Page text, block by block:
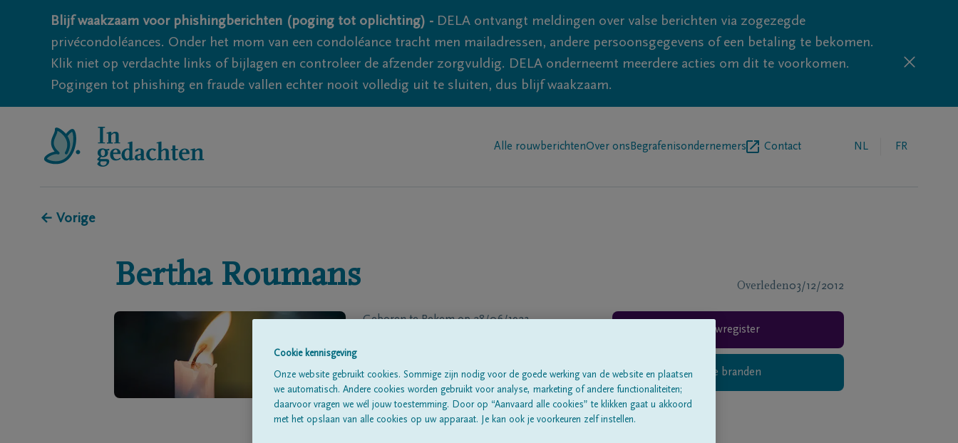
Blijf waakzaam voor phishingberichten (poging tot oplichting) - DELA ontvangt meldingen over valse berichten via zogezegde
privécondoléances. Onder het mom van een condoléance tracht men mailadressen, andere persoonsgegevens of een betaling te bekomen.
Klik niet op verdachte links of bijlagen en controleer de afzender zorgvuldig. DELA onderneemt meerdere acties om dit te voorkomen.
Pogingen tot phishing en fraude vallen echter nooit volledig uit te sluiten, dus blijf waakzaam.
Alle rouwberichtenOver ons Begrafenisondernemers Contact NL FR
← Vorige
Bertha Roumans Overleden03/12/2012
Geboren te Rekem op 28/06/1923
Woonachtig te Lanaken
Rouwregister
Digitaal kaarsje branden
Cookie kennisgeving
Onze website gebruikt cookies. Sommige zijn nodig voor de goede werking van de website en plaatsen
we automatisch. Andere cookies worden gebruikt voor analyse, marketing of andere functionaliteiten;
daarvoor vragen we wél jouw toestemming. Door op “Aanvaard alle cookies” te klikken gaat u akkoord
met het opslaan van alle cookies op uw apparaat. Je kan ook je voorkeuren zelf instellen.